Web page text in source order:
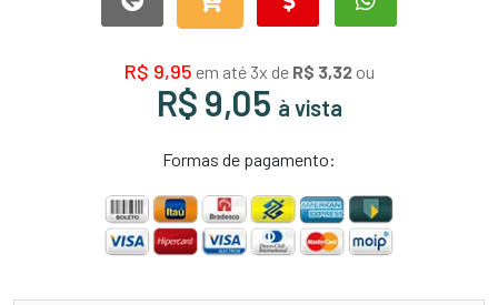
R$ 9,95 em até 3x de R$ 3,32ou
R$ 9,05 à vista
Formas de pagamento: